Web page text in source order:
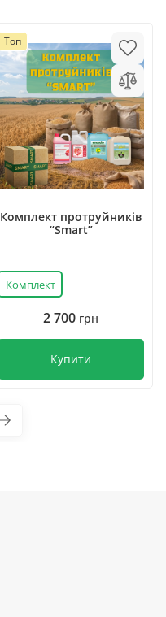
Топ
Комплект протруйників
“Smart”
Комплект
2 700 грн
Купити